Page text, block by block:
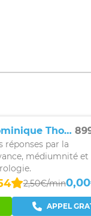
Dominique Thomas
réponses par la
médiumnité et
2,50€/min
APPEL